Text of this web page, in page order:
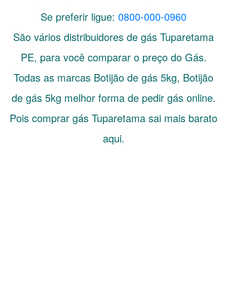
Se preferir ligue: 0800-000-0960
São vários distribuidores de gás Tuparetama
PE, para você comparar o preço do Gás.
Todas as marcas Botijão de gás 5kg, Botijão
de gás 5kg melhor forma de pedir gás online.
Pois comprar gás Tuparetama sai mais barato
aqui.